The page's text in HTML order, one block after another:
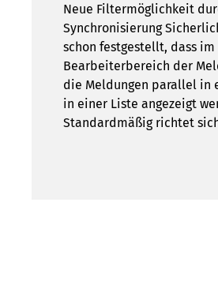
Neue Filtermöglichkeit
Synchronisierung
schon festgestellt, dass im
Bearbeiterbereich der
die Meldungen parallel in
in einer Liste angezeigt
Standardmäßig richtet